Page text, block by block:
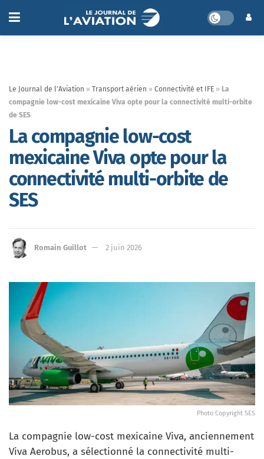
Le Journal de l'Aviation » Transport aérien » Connectivité et IFE » La
compagnie low-cost mexicaine Viva opte pour la connectivité multi-orbite
de SES
La compagnie low-cost
mexicaine Viva opte pour la
connectivité multi-orbite de
SES
Romain Guillot 2 juin 2026
Photo Copyright SES
La compagnie low-cost mexicaine Viva, anciennement
Viva Aerobus, a sélectionné la connectivité multi-